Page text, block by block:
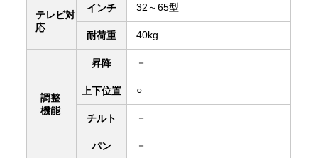
テレビ対
応
インチ 32～65型
耐荷重 40kg
調整
機能
昇降 －
上下位置 ○
チルト －
パン －